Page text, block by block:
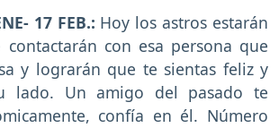
17 FEB.: Hoy los astros estarán
con esa persona que
y lograrán que te sientas feliz y
lado. Un amigo del pasado te
confía en él. Número